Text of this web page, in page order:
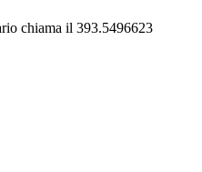
chiama il 393.5496623